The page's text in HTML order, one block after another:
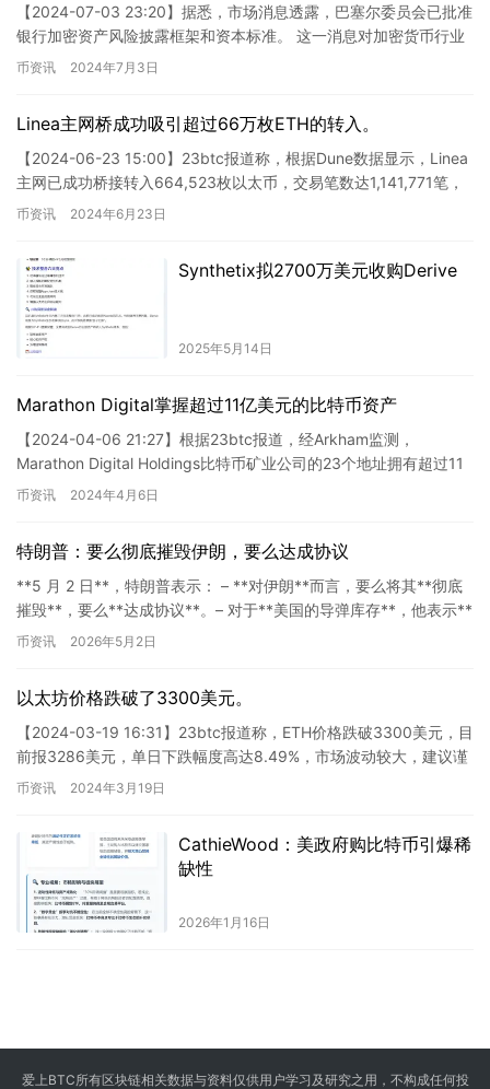
【2024-07-03 23:20】据悉，市场消息透露，巴塞尔委员会已批准
银行加密资产风险披露框架和资本标准。 这一消息对加密货币行业
来说具有重大影响。首先，巴塞尔委员会的批准意味…
币资讯 2024年7月3日
Linea主网桥成功吸引超过66万枚ETH的转入。
【2024-06-23 15:00】23btc报道称，根据Dune数据显示，Linea
主网已成功桥接转入664,523枚以太币，交易笔数达1,141,771笔，
交互地址数达521,…
币资讯 2024年6月23日
Synthetix拟2700万美元收购Derive
2025年5月14日
Marathon Digital掌握超过11亿美元的比特币资产
【2024-04-06 21:27】根据23btc报道，经Arkham监测，
Marathon Digital Holdings比特币矿业公司的23个地址拥有超过11
亿美元的比特币资…
币资讯 2024年4月6日
特朗普：要么彻底摧毁伊朗，要么达成协议
**5 月 2 日**，特朗普表示： – **对伊朗**而言，要么将其**彻底
摧毁**，要么**达成协议**。– 对于**美国的导弹库存**，他表示**
并不…
币资讯 2026年5月2日
以太坊价格跌破了3300美元。
【2024-03-19 16:31】23btc报道称，ETH价格跌破3300美元，目
前报3286美元，单日下跌幅度高达8.49%，市场波动较大，建议谨
慎控制风险。 这则新闻对加密货…
币资讯 2024年3月19日
CathieWood：美政府购比特币引爆稀
缺性
2026年1月16日
爱上BTC所有区块链相关数据与资料仅供用户学习及研究之用，不构成任何投